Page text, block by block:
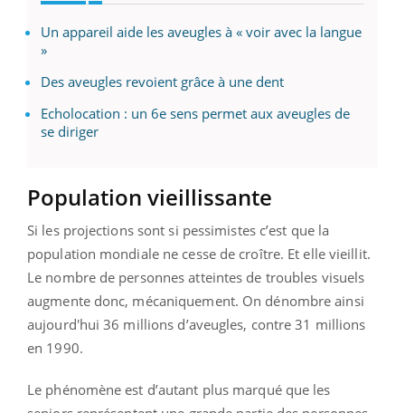
Un appareil aide les aveugles à « voir avec la langue
»
Des aveugles revoient grâce à une dent
Echolocation : un 6e sens permet aux aveugles de
se diriger
Population vieillissante
Si les projections sont si pessimistes c’est que la
population mondiale ne cesse de croître. Et elle vieillit.
Le nombre de personnes atteintes de troubles visuels
augmente donc, mécaniquement. On dénombre ainsi
aujourd'hui 36 millions d’aveugles, contre 31 millions
en 1990.
Le phénomène est d’autant plus marqué que les